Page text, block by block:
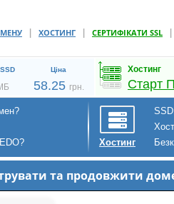
| ХОСТИНГ | СЕРТИФІКАТИ SSL |
Ціна
58.25 грн.
Хостинг
Старт
Хостинг
та продовжити